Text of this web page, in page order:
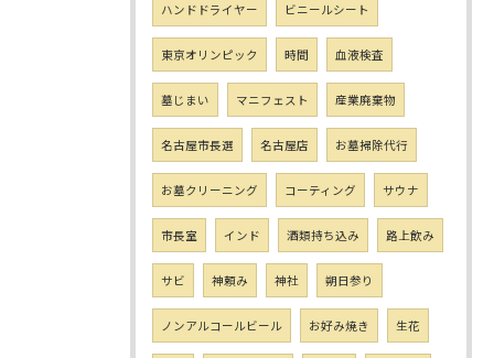
ハンドドライヤー ビニールシート
東京オリンピック 時間 血液検査
墓じまい マニフェスト 産業廃棄物
名古屋市長選 名古屋店 お墓掃除代行
お墓クリーニング コーティング サウナ
市長室 インド 酒類持ち込み 路上飲み
サビ 神頼み 神社 朔日参り
ノンアルコールビール お好み焼き 生花